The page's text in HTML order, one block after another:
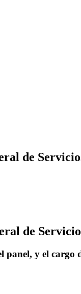
de
de
panel, y el